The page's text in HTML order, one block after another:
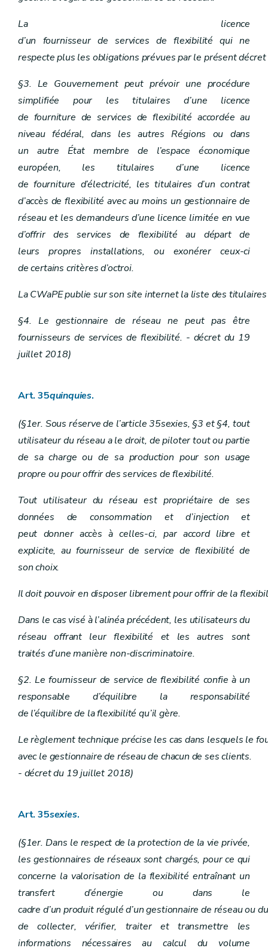
La licence
d’un fournisseur de services de flexibilité qui ne
respecte plus les obligations prévues par le présent
§3. Le Gouvernement peut prévoir une procédure
simplifiée pour les titulaires d’une licence
de fourniture de services de flexibilité accordée au
niveau fédéral, dans les autres Régions ou dans
un autre État membre de l’espace économique
européen, les titulaires d’une licence
de fourniture d’électricité, les titulaires d’un contrat
d’accès de flexibilité avec au moins un gestionnaire de
réseau et les demandeurs d’une licence limitée en vue
d’offrir des services de flexibilité au départ de
leurs propres installations, ou exonérer ceux-ci
de certains critères d’octroi.
La CWaPE publie sur son site internet la liste des
§4. Le gestionnaire de réseau ne peut pas être
fournisseurs de services de flexibilité. - décret du 19
juillet 2018)
Art. 35quinquies.
(§1er. Sous réserve de l’article 35sexies, §3 et §4, tout
utilisateur du réseau a le droit, de piloter tout ou partie
de sa charge ou de sa production pour son usage
propre ou pour offrir des services de flexibilité.
Tout utilisateur du réseau est propriétaire de ses
données de consommation et d’injection et
peut donner accès à celles-ci, par accord libre et
explicite, au fournisseur de service de flexibilité de
son choix.
Il doit pouvoir en disposer librement pour offrir de la
Dans le cas visé à l’alinéa précédent, les utilisateurs du
réseau offrant leur flexibilité et les autres sont
traités d’une manière non-discriminatoire.
§2. Le fournisseur de service de flexibilité confie à un
responsable d’équilibre la responsabilité
de l’équilibre de la flexibilité qu’il gère.
Le règlement technique précise les cas dans lesquels le
avec le gestionnaire de réseau de chacun de ses clients.
- décret du 19 juillet 2018)
Art. 35sexies.
(§1er. Dans le respect de la protection de la vie privée,
les gestionnaires de réseaux sont chargés, pour ce qui
concerne la valorisation de la flexibilité entraînant un
transfert d’énergie ou dans le
cadre d’un produit régulé d’un gestionnaire de réseau ou
de collecter, vérifier, traiter et transmettre les
informations nécessaires au calcul du volume